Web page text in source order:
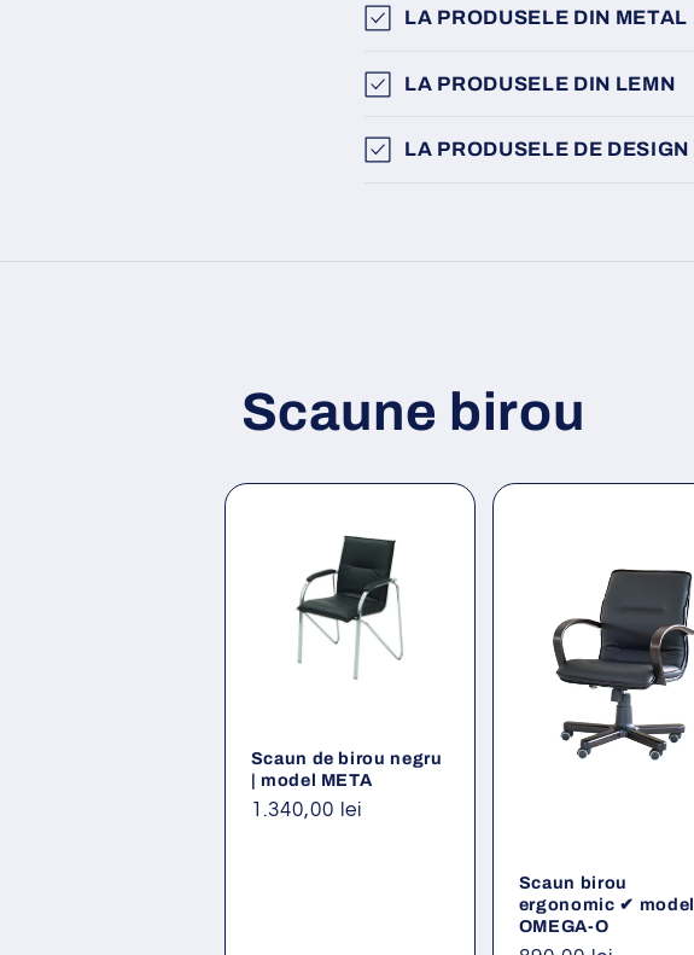
LA PRODUSELE DIN METAL
LA PRODUSELE DIN LEMN
LA PRODUSELE DE DESIGN
Scaune birou
Scaun de birou negru
| model META
Preț
1.340,00 lei
Scaun birou
ergonomic ✔ model
OMEGA-O